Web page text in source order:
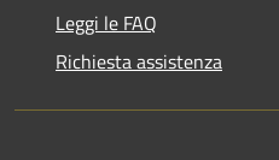
Leggi le FAQ
Richiesta assistenza